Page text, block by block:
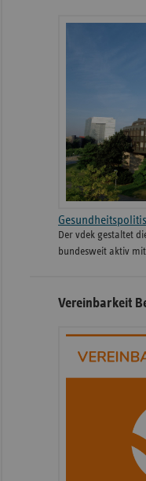
Der vdek gestaltet
bundesweit aktiv
Vereinbarkeit